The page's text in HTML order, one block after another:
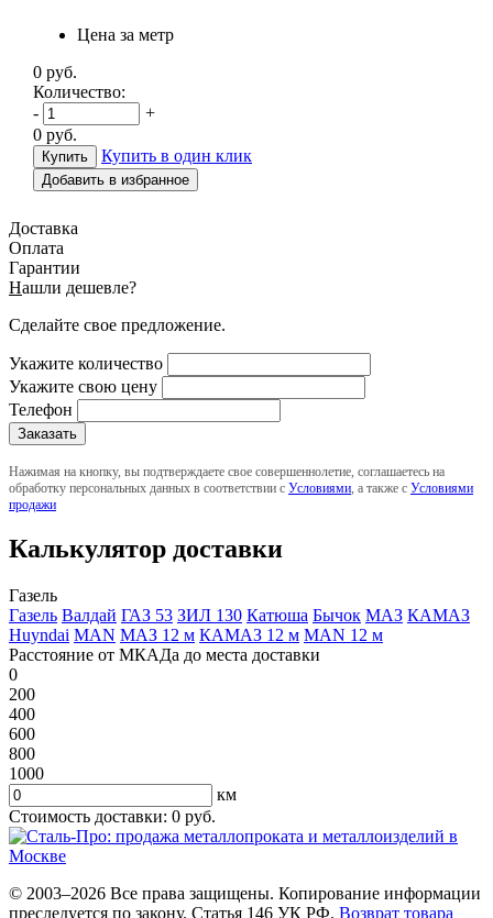
Цена за метр
0 руб.
Количество:
-
+
0 руб.
Купить в один клик
Добавить в избранное
Доставка
Оплата
Гарантии
Нашли дешевле?
Сделайте свое предложение.
Укажите количество
Укажите свою цену
Телефон
Нажимая на кнопку, вы подтверждаете свое совершеннолетие, соглашаетесь на
обработку персональных данных в соответствии с Условиями , а также с Условиями
продажи
Калькулятор доставки
Газель
Газель Валдай ГАЗ 53 ЗИЛ 130 Катюша Бычок МАЗ КАМАЗ
Huyndai MAN МАЗ 12 м КАМАЗ 12 м MAN 12 м
Расстояние от МКАДа до места доставки
0
200
400
600
800
1000
км
Стоимость доставки: 0 руб.
© 2003–2026 Все права защищены. Копирование информации
преследуется по закону. Статья 146 УК РФ. Возврат товара